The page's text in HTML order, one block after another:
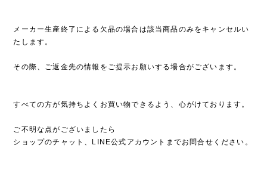
メーカー生産終了による欠品の場合は該当商品のみをキャンセルい
たします。
その際、ご返金先の情報をご提示お願いする場合がございます。
すべての方が気持ちよくお買い物できるよう、心がけております。
ご不明な点がございましたら
ショップのチャット、LINE公式アカウントまでお問合せください。